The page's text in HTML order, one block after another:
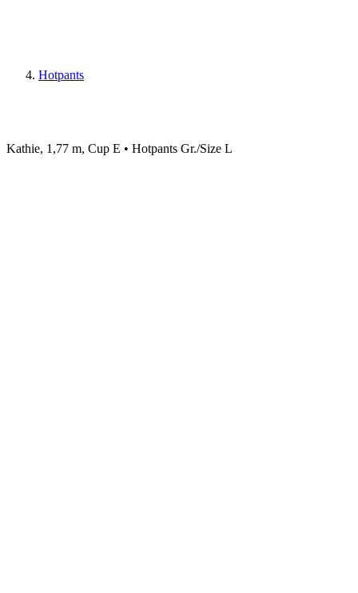
Hotpants
Kathie, 1,77 m, Cup E • Hotpants Gr./Size L